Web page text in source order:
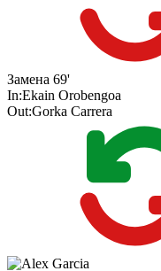
Замена 69'
In:Ekain Orobengoa
Out:Gorka Carrera